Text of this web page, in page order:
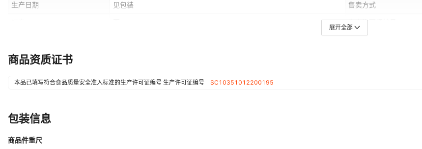
生产日期 见包装 售卖方式
生产许可证编号
适用场景
口味 见规格
展开全部
商品资质证书
本品已填写符合食品质量安全准入标准的生产许可证编号 生产许可证编号 SC10351012200195
包装信息
商品件重尺